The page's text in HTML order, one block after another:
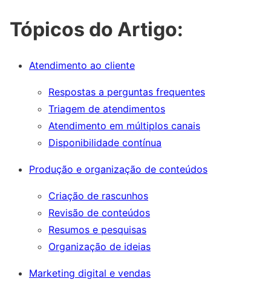
Tópicos do Artigo:
Atendimento ao cliente
Respostas a perguntas frequentes
Triagem de atendimentos
Atendimento em múltiplos canais
Disponibilidade contínua
Produção e organização de conteúdos
Criação de rascunhos
Revisão de conteúdos
Resumos e pesquisas
Organização de ideias
Marketing digital e vendas